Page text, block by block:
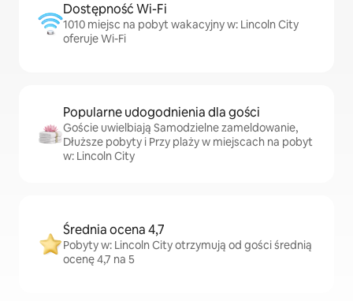
Dostępność Wi-Fi
1010 miejsc na pobyt wakacyjny w: Lincoln City
oferuje Wi-Fi
Popularne udogodnienia dla gości
Goście uwielbiają Samodzielne zameldowanie,
Dłuższe pobyty i Przy plaży w miejscach na pobyt
w: Lincoln City
Średnia ocena 4,7
Pobyty w: Lincoln City otrzymują od gości średnią
ocenę 4,7 na 5